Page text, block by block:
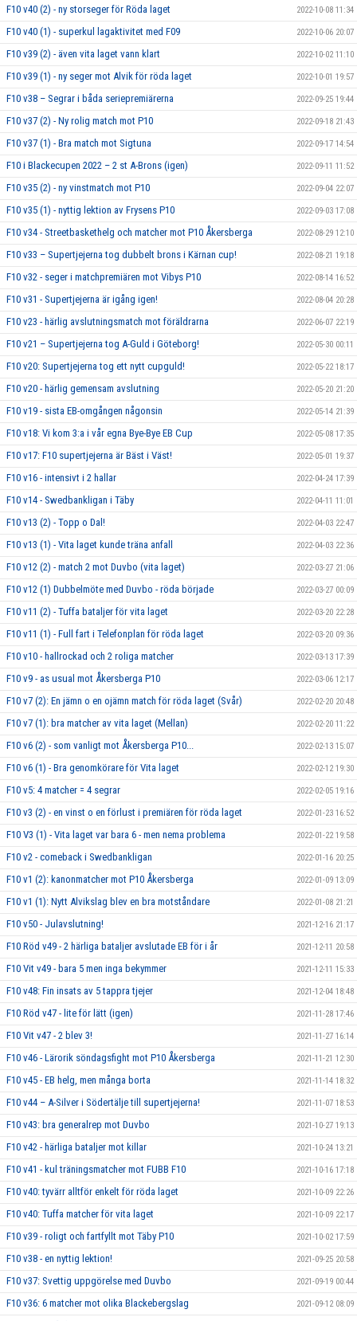
F10 v40 (2) - ny storseger för Röda laget 2022-10-08 11:34
F10 v40 (1) - superkul lagaktivitet med F09 2022-10-06 20:07
F10 v39 (2) - även vita laget vann klart 2022-10-02 11:10
F10 v39 (1) - ny seger mot Alvik för röda laget 2022-10-01 19:57
F10 v38 – Segrar i båda seriepremiärerna 2022-09-25 19:44
F10 v37 (2) - Ny rolig match mot P10 2022-09-18 21:43
F10 v37 (1) - Bra match mot Sigtuna 2022-09-17 14:54
F10 i Blackecupen 2022 – 2 st A-Brons (igen) 2022-09-11 11:52
F10 v35 (2) - ny vinstmatch mot P10 2022-09-04 22:07
F10 v35 (1) - nyttig lektion av Frysens P10 2022-09-03 17:08
F10 v34 - Streetbaskethelg och matcher mot P10 Åkersberga 2022-08-29 12:10
F10 v33 – Supertjejerna tog dubbelt brons i Kärnan cup! 2022-08-21 19:18
F10 v32 - seger i matchpremiären mot Vibys P10 2022-08-14 16:52
F10 v31 - Supertjejerna är igång igen! 2022-08-04 20:28
F10 v23 - härlig avslutningsmatch mot föräldrarna 2022-06-07 22:19
F10 v21 – Supertjejerna tog A-Guld i Göteborg! 2022-05-30 00:11
F10 v20: Supertjejerna tog ett nytt cupguld! 2022-05-22 18:17
F10 v20 - härlig gemensam avslutning 2022-05-20 21:20
F10 v19 - sista EB-omgången någonsin 2022-05-14 21:39
F10 v18: Vi kom 3:a i vår egna Bye-Bye EB Cup 2022-05-08 17:35
F10 v17: F10 supertjejerna är Bäst i Väst! 2022-05-01 19:37
F10 v16 - intensivt i 2 hallar 2022-04-24 17:39
F10 v14 - Swedbankligan i Täby 2022-04-11 11:01
F10 v13 (2) - Topp o Dal! 2022-04-03 22:47
F10 v13 (1) - Vita laget kunde träna anfall 2022-04-03 22:36
F10 v12 (2) - match 2 mot Duvbo (vita laget) 2022-03-27 21:06
F10 v12 (1) Dubbelmöte med Duvbo - röda började 2022-03-27 00:09
F10 v11 (2) - Tuffa bataljer för vita laget 2022-03-20 22:28
F10 v11 (1) - Full fart i Telefonplan för röda laget 2022-03-20 09:36
F10 v10 - hallrockad och 2 roliga matcher 2022-03-13 17:39
F10 v9 - as usual mot Åkersberga P10 2022-03-06 12:17
F10 v7 (2): En jämn o en ojämn match för röda laget (Svår) 2022-02-20 20:48
F10 v7 (1): bra matcher av vita laget (Mellan) 2022-02-20 11:22
F10 v6 (2) - som vanligt mot Åkersberga P10... 2022-02-13 15:07
F10 v6 (1) - Bra genomkörare för Vita laget 2022-02-12 19:30
F10 v5: 4 matcher = 4 segrar 2022-02-05 19:16
F10 v3 (2) - en vinst o en förlust i premiären för röda laget 2022-01-23 16:52
F10 V3 (1) - Vita laget var bara 6 - men nema problema 2022-01-22 19:58
F10 v2 - comeback i Swedbankligan 2022-01-16 20:25
F10 v1 (2): kanonmatcher mot P10 Åkersberga 2022-01-09 13:09
F10 v1 (1): Nytt Alvikslag blev en bra motståndare 2022-01-08 21:21
F10 v50 - Julavslutning! 2021-12-16 21:17
F10 Röd v49 - 2 härliga bataljer avslutade EB för i år 2021-12-11 20:58
F10 Vit v49 - bara 5 men inga bekymmer 2021-12-11 15:33
F10 v48: Fin insats av 5 tappra tjejer 2021-12-04 18:48
F10 Röd v47 - lite för lätt (igen) 2021-11-28 17:46
F10 Vit v47 - 2 blev 3! 2021-11-27 16:14
F10 v46 - Lärorik söndagsfight mot P10 Åkersberga 2021-11-21 12:30
F10 v45 - EB helg, men många borta 2021-11-14 18:32
F10 v44 – A-Silver i Södertälje till supertjejerna! 2021-11-07 18:53
F10 v43: bra generalrep mot Duvbo 2021-10-27 19:13
F10 v42 - härliga bataljer mot killar 2021-10-24 13:21
F10 v41 - kul träningsmatcher mot FUBB F10 2021-10-16 17:18
F10 v40: tyvärr alltför enkelt för röda laget 2021-10-09 22:26
F10 v40: Tuffa matcher för vita laget 2021-10-09 22:17
F10 v39 - roligt och fartfyllt mot Täby P10 2021-10-02 17:59
F10 v38 - en nyttig lektion! 2021-09-25 20:58
F10 v37: Svettig uppgörelse med Duvbo 2021-09-19 00:44
F10 v36: 6 matcher mot olika Blackebergslag 2021-09-12 08:09